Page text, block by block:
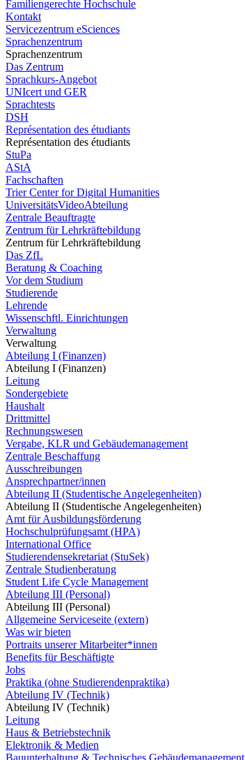
Familiengerechte Hochschule
Kontakt
Servicezentrum eSciences
Sprachenzentrum
Sprachenzentrum
Das Zentrum
Sprachkurs-Angebot
UNIcert und GER
Sprachtests
DSH
Représentation des étudiants
Représentation des étudiants
StuPa
AStA
Fachschaften
Trier Center for Digital Humanities
UniversitätsVideoAbteilung
Zentrale Beauftragte
Zentrum für Lehrkräftebildung
Zentrum für Lehrkräftebildung
Das ZfL
Beratung & Coaching
Vor dem Studium
Studierende
Lehrende
Wissenschftl. Einrichtungen
Verwaltung
Verwaltung
Abteilung I (Finanzen)
Abteilung I (Finanzen)
Leitung
Sondergebiete
Haushalt
Drittmittel
Rechnungswesen
Vergabe, KLR und Gebäudemanagement
Zentrale Beschaffung
Ausschreibungen
Ansprechpartner/innen
Abteilung II (Studentische Angelegenheiten)
Abteilung II (Studentische Angelegenheiten)
Amt für Ausbildungsförderung
Hochschulprüfungsamt (HPA)
International Office
Studierendensekretariat (StuSek)
Zentrale Studienberatung
Student Life Cycle Management
Abteilung III (Personal)
Abteilung III (Personal)
Allgemeine Serviceseite (extern)
Was wir bieten
Portraits unserer Mitarbeiter*innen
Benefits für Beschäftigte
Jobs
Praktika (ohne Studierendenpraktika)
Abteilung IV (Technik)
Abteilung IV (Technik)
Leitung
Haus & Betriebstechnik
Elektronik & Medien
Bauunterhaltung & Technisches Gebäudemanagement